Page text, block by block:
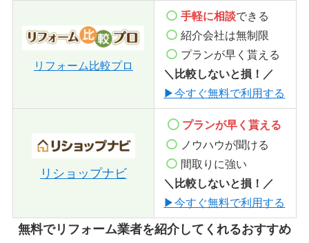
リフォーム比較プロ
手軽に相談できる
紹介会社は無制限
プランが早く貰える
＼比較しないと損！／
▶今すぐ無料で利用する
リショップナビ
プランが早く貰える
ノウハウが聞ける
間取りに強い
＼比較しないと損！／
▶今すぐ無料で利用する
無料でリフォーム業者を紹介してくれるおすすめ